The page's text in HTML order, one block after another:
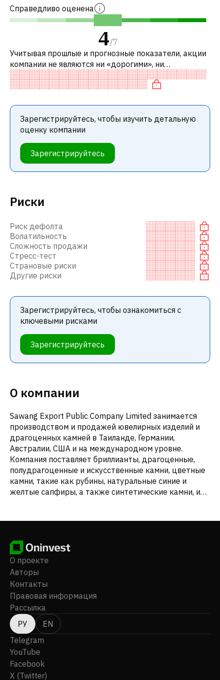
Риски
Риск дефолта
Волатильность
Сложность продажи
Стресс-тест
Страновые риски
Другие риски
Зарегистрируйтесь, чтобы ознакомиться с
ключевыми рисками
Зарегистрируйтесь
О компании
Sawang Export Public Company Limited занимается
производством и продажей ювелирных изделий и
драгоценных камней в Таиланде, Германии,
Австралии, США и на международном уровне.
Компания поставляет бриллианты, драгоценные,
полудрагоценные и искусственные камни, цветные
камни, такие как рубины, натуральные синие и
желтые сапфиры, а также синтетические камни, и
продукцию. Sawang Export Public Company Limited
Бангкоке, Таиланд.
Справедливо оценена
4/7
Учитывая прошлые и прогнозные показатели, акции
компании не являются ни «дорогими», ни
«дешевыми» по сравнению с аналогичными
компаниями.
Зарегистрируйтесь, чтобы изучить детальную
оценку компании
Зарегистрируйтесь
О проекте
Авторы
Контакты
Правовая информация
Рассылка
РУ
EN
Telegram
YouTube
Facebook
X (Twitter)